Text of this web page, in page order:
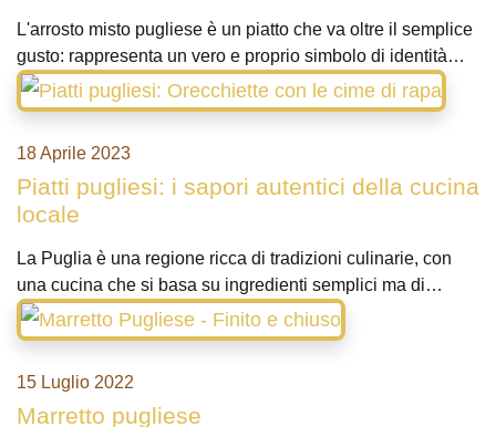
L'arrosto misto pugliese è un piatto che va oltre il semplice
gusto: rappresenta un vero e proprio simbolo di identità…
18 Aprile 2023
Piatti pugliesi: i sapori autentici della cucina
locale
La Puglia è una regione ricca di tradizioni culinarie, con
una cucina che si basa su ingredienti semplici ma di…
15 Luglio 2022
Marretto pugliese